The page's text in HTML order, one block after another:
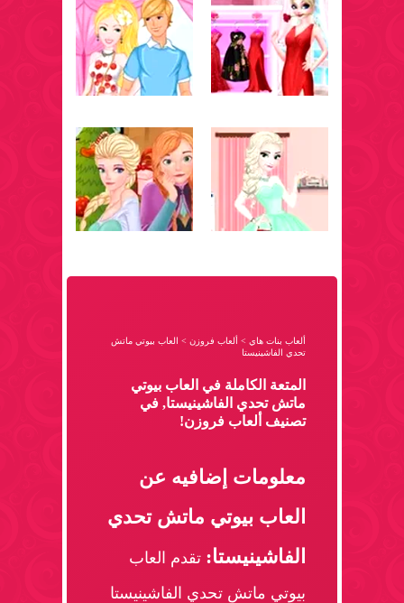
ألعاب بنات هاي > ألعاب فروزن > العاب بيوتي ماتش
تحدي الفاشينيستا
المتعة الكاملة في العاب بيوتي
ماتش تحدي الفاشينيستا, في
تصنيف ألعاب فروزن!
معلومات إضافيه عن
العاب بيوتي ماتش تحدي
الفاشينيستا: تقدم العاب
بيوتي ماتش تحدي الفاشينيستا